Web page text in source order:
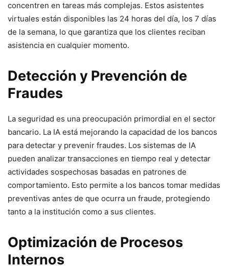
concentren en tareas más complejas. Estos asistentes
virtuales están disponibles las 24 horas del día, los 7 días
de la semana, lo que garantiza que los clientes reciban
asistencia en cualquier momento.
Detección y Prevención de
Fraudes
La seguridad es una preocupación primordial en el sector
bancario. La IA está mejorando la capacidad de los bancos
para detectar y prevenir fraudes. Los sistemas de IA
pueden analizar transacciones en tiempo real y detectar
actividades sospechosas basadas en patrones de
comportamiento. Esto permite a los bancos tomar medidas
preventivas antes de que ocurra un fraude, protegiendo
tanto a la institución como a sus clientes.
Optimización de Procesos
Internos